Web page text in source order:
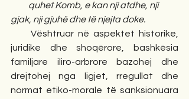
quhet Komb, e kan nji atdhe, nji
gjak, nji gjuhë dhe të njejta doke.
Vështruar në aspektet historike,
juridike dhe shoqërore, bashkësia
familjare iliro-arbrore bazohej dhe
drejtohej nga ligjet, rregullat dhe
normat etiko-morale të sanksionuara